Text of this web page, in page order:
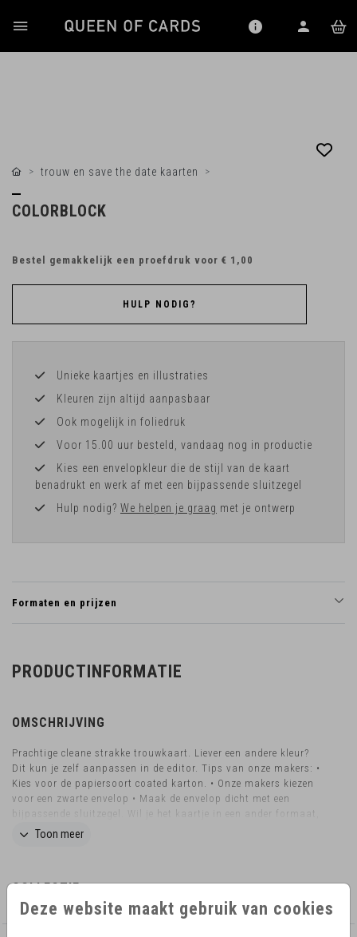
Deze website maakt gebruik van cookies
trouw en save the date kaarten
COLORBLOCK
Bestel gemakkelijk een proefdruk voor € 1,00
HULP NODIG?
Unieke kaartjes en illustraties
Kleuren zijn altijd aanpasbaar
Ook mogelijk in foliedruk
Voor 15.00 uur besteld, vandaag nog in productie
Kies een envelopkleur die de stijl van de kaart
benadrukt en werk af met een bijpassende sluitzegel
Hulp nodig? We helpen je graag met je ontwerp
Formaten en prijzen
PRODUCTINFORMATIE
OMSCHRIJVING
Prachtige cleane strakke trouwkaart. Liever een andere kleur?
Dit kun je zelf aanpassen in de editor. Tips van onze makers: •
Kies voor de papiersoort coated karton. • Onze makers kiezen
voor een zwarte envelop • Maak de envelop dicht met een
bijpassende sluitzegel. Wil je het kaartje in een ander formaat,
liever ronde hoeken of heb je nog vragen? Mail ons eventjes!
Toon meer
COLLECTIE